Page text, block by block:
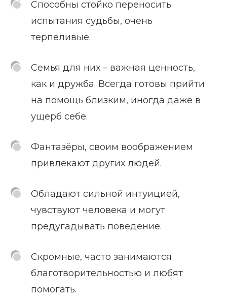
Способны стойко переносить
испытания судьбы, очень
терпеливые.
Семья для них – важная ценность,
как и дружба. Всегда готовы прийти
на помощь близким, иногда даже в
ущерб себе.
Фантазёры, своим воображением
привлекают других людей.
Обладают сильной интуицией,
чувствуют человека и могут
предугадывать поведение.
Скромные, часто занимаются
благотворительностью и любят
помогать.